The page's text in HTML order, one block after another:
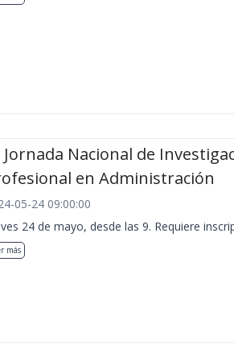
Jornada Nacional de
en Administración
05-24 09:00:00
24 de mayo, desde las 9. Requiere
más